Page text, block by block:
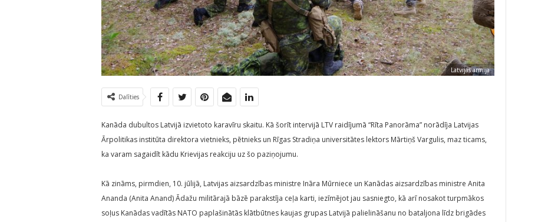
Latvijas armija
Dalīties
Kanāda dubultos Latvijā izvietoto karavīru skaitu. Kā šorīt intervijā LTV raidījumā “Rīta Panorāma” norādīja Latvijas
Ārpolitikas institūta direktora vietnieks, pētnieks un Rīgas Stradiņa universitātes lektors Mārtiņš Vargulis, maz ticams,
ka varam sagaidīt kādu Krievijas reakciju uz šo paziņojumu.
Kā zināms, pirmdien, 10. jūlijā, Latvijas aizsardzības ministre Ināra Mūrniece un Kanādas aizsardzības ministre Anita
Ananda (Anita Anand) Ādažu militārajā bāzē parakstīja ceļa karti, iezīmējot jau sasniegto, kā arī nosakot turpmākos
soļus Kanādas vadītās NATO paplašinātās klātbūtnes kaujas grupas Latvijā palielināšanu no bataljona līdz brigādes